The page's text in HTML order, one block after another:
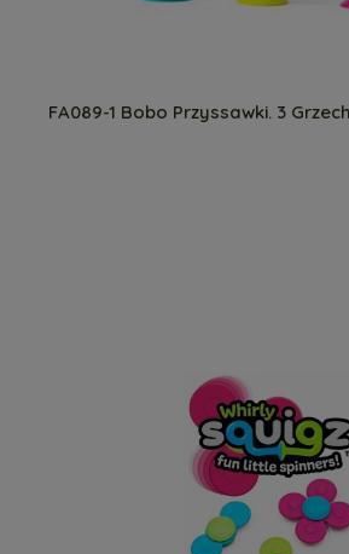
FA089-1 Bobo Przyssawki. 3